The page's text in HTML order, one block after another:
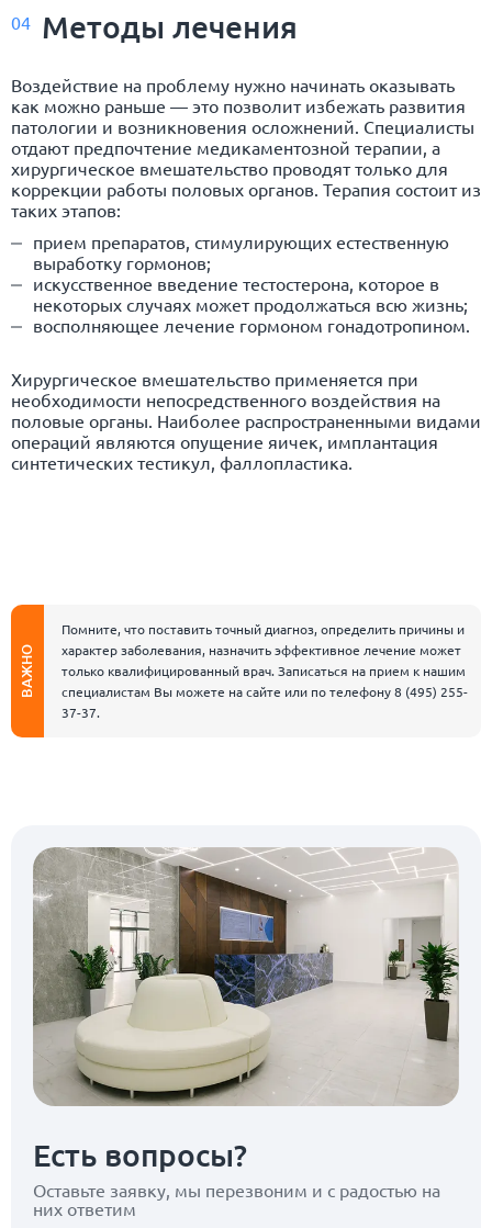
04 Методы лечения
Воздействие на проблему нужно начинать оказывать
как можно раньше — это позволит избежать развития
патологии и возникновения осложнений. Специалисты
отдают предпочтение медикаментозной терапии, а
хирургическое вмешательство проводят только для
коррекции работы половых органов. Терапия состоит из
таких этапов:
прием препаратов, стимулирующих естественную
выработку гормонов;
искусственное введение тестостерона, которое в
некоторых случаях может продолжаться всю жизнь;
восполняющее лечение гормоном гонадотропином.
Хирургическое вмешательство применяется при
необходимости непосредственного воздействия на
половые органы. Наиболее распространенными видами
операций являются опущение яичек, имплантация
синтетических тестикул, фаллопластика.
ВАЖНО
Помните, что поставить точный диагноз, определить причины и
характер заболевания, назначить эффективное лечение может
только квалифицированный врач. Записаться на прием к нашим
специалистам Вы можете на сайте или по телефону8 (495) 255-
37-37.
Есть вопросы?
Оставьте заявку, мы перезвоним и с радостью на
них ответим